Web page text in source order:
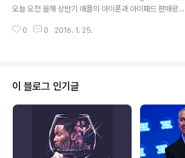
gination Technologies가 CES 2016을 통해 공개한
포함할 가능성이 높은 아이폰7에 A10 프..
오늘 오전 올해 상반기 애플의 아이폰과 아이패드 판매량
석가 Kuo는 이번 분기 말 애플이 출시 할 아이폰5se 와
예상했다. Kuo는 애플의 맥북 라인업이 올해 애플의 성장
을 이끌 것이라 밝혔다. 그러나 새 맥북에 관하여 어떠한 업
그레이드 내역도 제공하지 않았다. 만약 맥북들이 업그레
이드 된다면 새 인텔 '스카이레이크' 기반이 될 것이다. 인
텔의 브로드웰 후속 스카이레이크 플랫폼은 CPU 속도가 1
0 ~ 20% 향상,..
0 0 2016. 1. 25.
이 블로그 인기글